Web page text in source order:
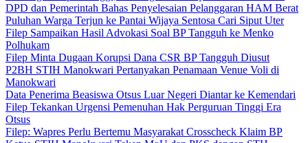
DPD dan Pemerintah Bahas Penyelesaian Pelanggaran HAM Berat
Puluhan Warga Terjun ke Pantai Wijaya Sentosa Cari Siput Uter
Filep Sampaikan Hasil Advokasi Soal BP Tangguh ke Menko
Polhukam
Filep Minta Dugaan Korupsi Dana CSR BP Tangguh Diusut
P2BH STIH Manokwari Pertanyakan Penamaan Venue Voli di
Manokwari
Data Penerima Beasiswa Otsus Luar Negeri Diantar ke Kemendari
Filep Tekankan Urgensi Pemenuhan Hak Perguruan Tinggi Era
Otsus
Filep: Wapres Perlu Bertemu Masyarakat Crosscheck Klaim BP